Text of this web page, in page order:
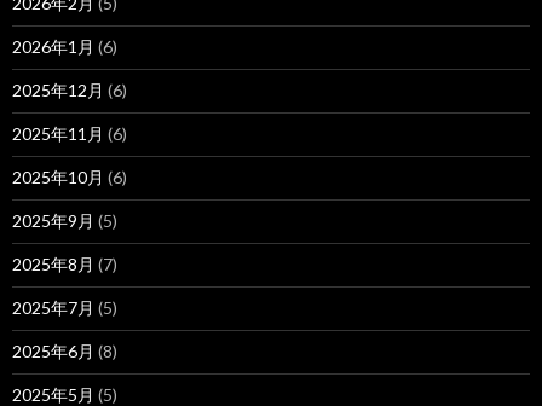
2026年1月 (6)
2025年12月 (6)
2025年11月 (6)
2025年10月 (6)
2025年9月 (5)
2025年8月 (7)
2025年7月 (5)
2025年6月 (8)
2025年5月 (5)